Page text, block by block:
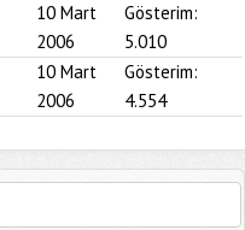
10 Mart
2006
Gösterim:
5.010
10 Mart
2006
Gösterim:
4.554